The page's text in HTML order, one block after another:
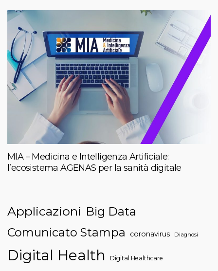
MIA – Medicina e Intelligenza Artificiale:
l’ecosistema AGENAS per la sanità digitale
Applicazioni Big Data
Comunicato Stampa
coronavirus Diagnosi
Digital Health Digital Healthcare